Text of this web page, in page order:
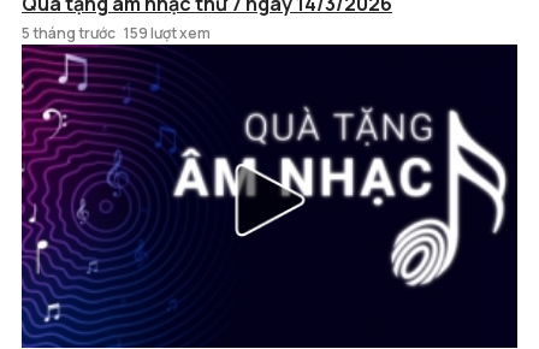
5 tháng trước 159 lượt xem